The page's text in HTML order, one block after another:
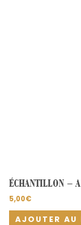
ÉCHANTILLON –
5,00€
AJOUTER AU